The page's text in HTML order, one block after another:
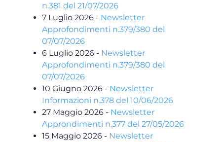
n.381 del 21/07/2026
7 Luglio 2026 - Newsletter
Approfondimenti n.379/380 del
07/07/2026
6 Luglio 2026 - Newsletter
Approfondimenti n.379/380 del
07/07/2026
10 Giugno 2026 - Newsletter
Informazioni n.378 del 10/06/2026
27 Maggio 2026 - Newsletter
Approndimenti n.377 del 27/05/2026
15 Maggio 2026 - Newsletter